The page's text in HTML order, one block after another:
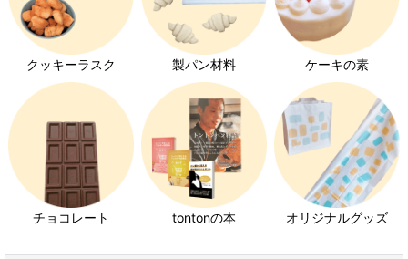
クッキーラスク 製パン材料 ケーキの素
チョコレート tontonの本 オリジナルグッズ